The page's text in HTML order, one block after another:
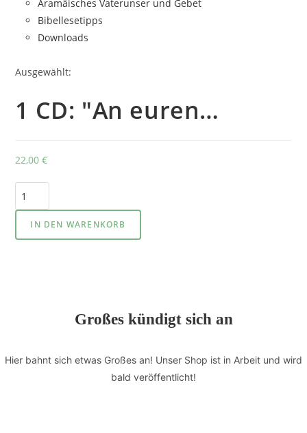
Aramäisches Vaterunser und Gebet
Bibellesetipps
Downloads
Ausgewählt:
1 CD: "An euren…
22,00€
IN DEN WARENKORB
Großes kündigt sich an
Hier bahnt sich etwas Großes an! Unser Shop ist in Arbeit und wird
bald veröffentlicht!